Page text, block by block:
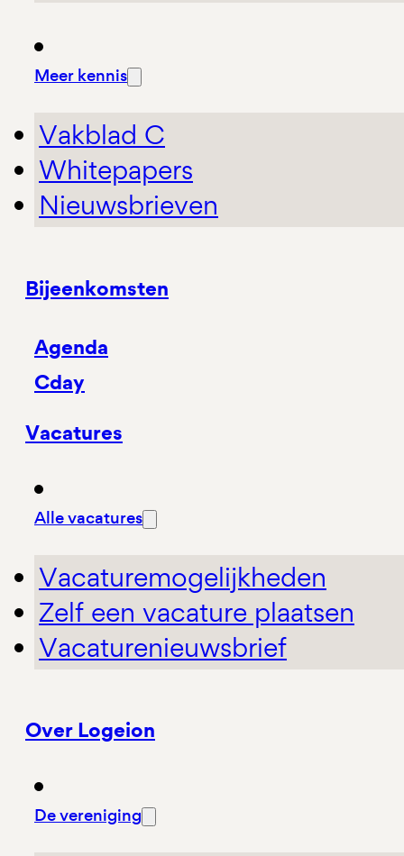
Meer kennis
Vakblad C
Whitepapers
Nieuwsbrieven
Bijeenkomsten
Agenda
Cday
Vacatures
Alle vacatures
Vacaturemogelijkheden
Zelf een vacature plaatsen
Vacaturenieuwsbrief
Over Logeion
De vereniging